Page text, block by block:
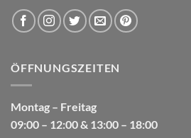
ÖFFNUNGSZEITEN
Montag – Freitag
09:00 – 12:00 & 13:00 – 18:00